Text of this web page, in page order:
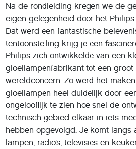
Na de rondleiding kregen we de
eigen gelegenheid door het Philips
Dat werd een fantastische
tentoonstelling krijg je een
Philips zich ontwikkelde van een
gloeilampenfabrikant tot een groot
wereldconcern. Zo werd het
gloeilampen heel duidelijk door
ongelooflijk te zien hoe snel de
technisch gebied elkaar in iets
hebben opgevolgd. Je komt langs
lampen, radio’s, televisies en